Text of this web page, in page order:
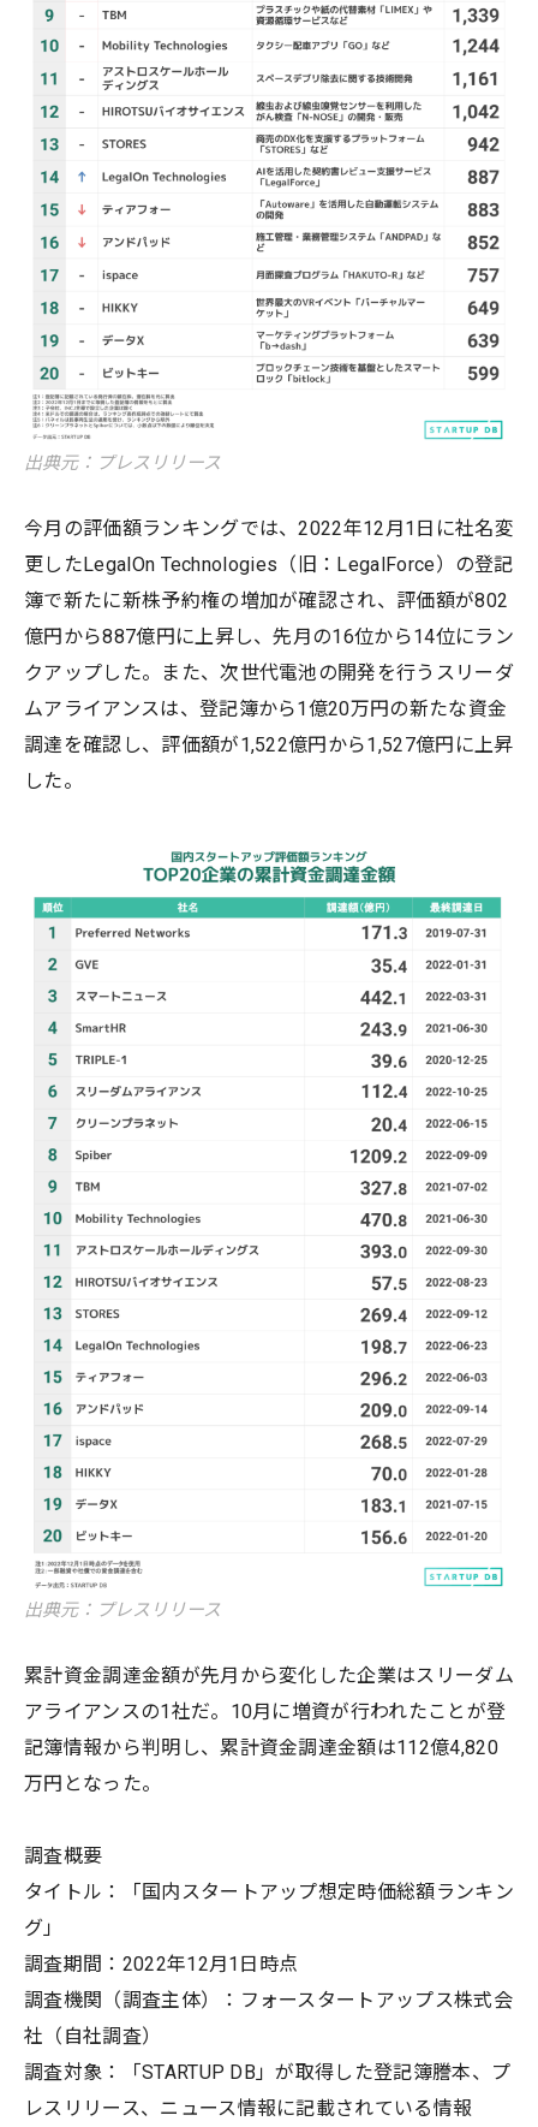
出典元：プレスリリース
今月の評価額ランキングでは、2022年12月1日に社名変
更したLegalOn Technologies（旧：LegalForce）の登記
簿で新たに新株予約権の増加が確認され、評価額が802
億円から887億円に上昇し、先月の16位から14位にラン
クアップした。また、次世代電池の開発を行うスリーダ
ムアライアンスは、登記簿から1億20万円の新たな資金
調達を確認し、評価額が1,522億円から1,527億円に上昇
した。
出典元：プレスリリース
累計資金調達金額が先月から変化した企業はスリーダム
アライアンスの1社だ。10月に増資が行われたことが登
記簿情報から判明し、累計資金調達金額は112億4,820
万円となった。
調査概要
タイトル：「国内スタートアップ想定時価総額ランキン
グ」
調査期間：2022年12月1日時点
調査機関（調査主体）：フォースタートアップス株式会
社（自社調査）
調査対象：「STARTUP DB」が取得した登記簿謄本、プ
レスリリース、ニュース情報に記載されている情報